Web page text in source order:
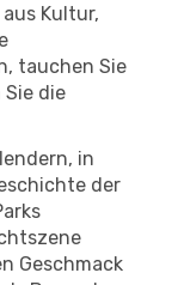
Kultur,
tauchen Sie
die
in
der
Geschmack